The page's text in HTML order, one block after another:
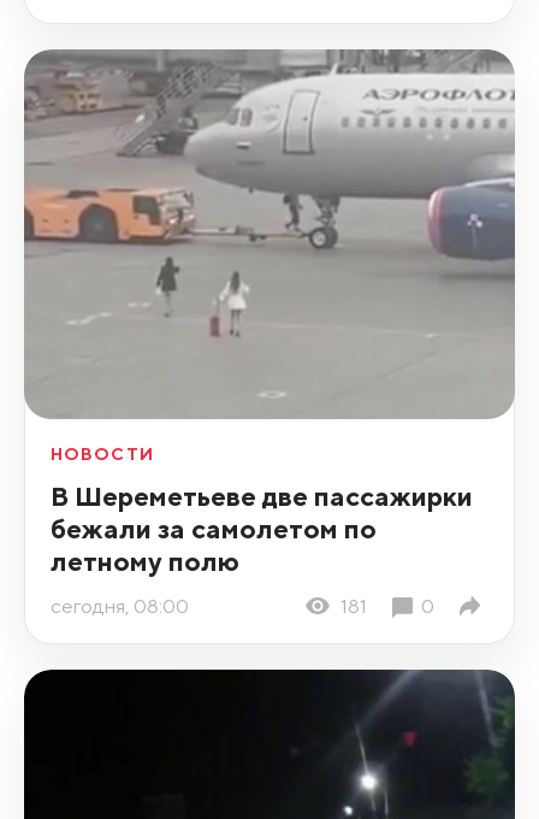
НОВОСТИ
В Шереметьеве две пассажирки
бежали за самолетом по
летному полю
сегодня, 08:00 181 0